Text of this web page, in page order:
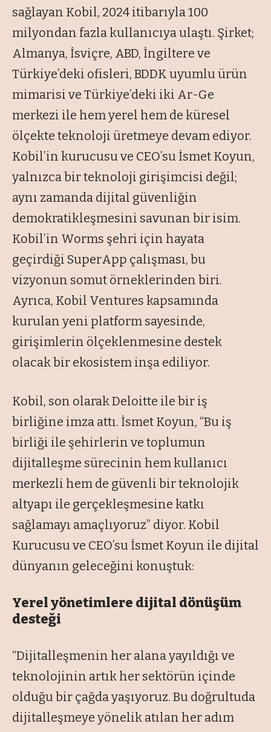
sağlayan Kobil, 2024 itibarıyla 100
milyondan fazla kullanıcıya ulaştı. Şirket;
Almanya, İsviçre, ABD, İngiltere ve
Türkiye’deki ofisleri, BDDK uyumlu ürün
mimarisi ve Türkiye’deki iki Ar-Ge
merkezi ile hem yerel hem de küresel
ölçekte teknoloji üretmeye devam ediyor.
Kobil’in kurucusu ve CEO’su İsmet Koyun,
yalnızca bir teknoloji girişimcisi değil;
aynı zamanda dijital güvenliğin
demokratikleşmesini savunan bir isim.
Kobil’in Worms şehri için hayata
geçirdiği SuperApp çalışması, bu
vizyonun somut örneklerinden biri.
Ayrıca, Kobil Ventures kapsamında
kurulan yeni platform sayesinde,
girişimlerin ölçeklenmesine destek
olacak bir ekosistem inşa ediliyor.
Kobil, son olarak Deloitte ile bir iş
birliğine imza attı. İsmet Koyun, “Bu iş
birliği ile şehirlerin ve toplumun
dijitalleşme sürecinin hem kullanıcı
merkezli hem de güvenli bir teknolojik
altyapı ile gerçekleşmesine katkı
sağlamayı amaçlıyoruz” diyor. Kobil
Kurucusu ve CEO’su İsmet Koyun ile dijital
dünyanın geleceğini konuştuk:
Yerel yönetimlere dijital dönüşüm
desteği
“Dijitalleşmenin her alana yayıldığı ve
teknolojinin artık her sektörün içinde
olduğu bir çağda yaşıyoruz. Bu doğrultuda
dijitalleşmeye yönelik atılan her adım